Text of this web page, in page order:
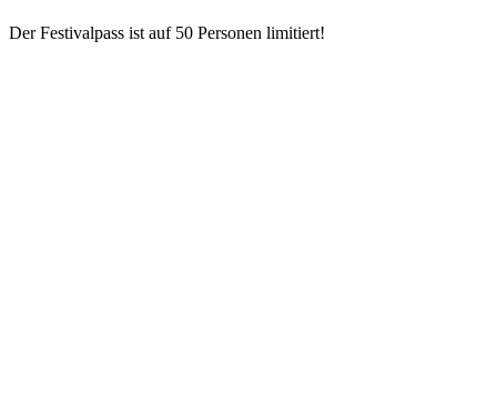
Der Festivalpass ist auf 50 Personen limitiert!